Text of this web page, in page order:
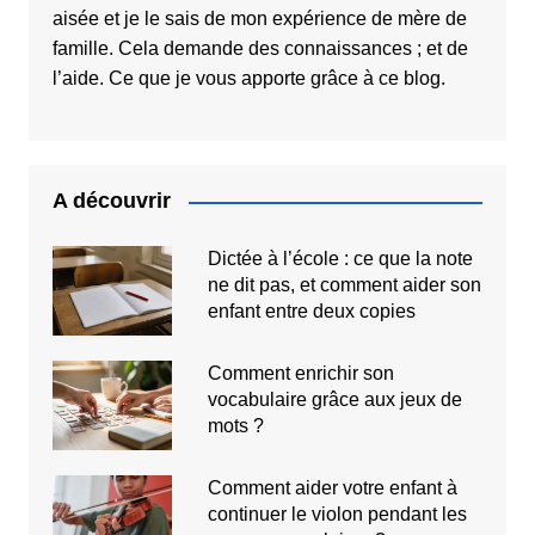
Fresh 2 places Le bureau
pour lit enfant mezzanine
FynnLa tablette de chevet
pour lit enfant GanaLes
enfant gigogne Lemon
: Le Matelas Natura Air
FreshLa Commode Enfant
Twist
aisée et je le sais de mon expérience de mère de
famille. Cela demande des connaissances ; et de
l’aide. Ce que je vous apporte grâce à ce blog.
A découvrir
Dictée à l’école : ce que la note
ne dit pas, et comment aider son
enfant entre deux copies
Comment enrichir son
vocabulaire grâce aux jeux de
mots ?
Comment aider votre enfant à
continuer le violon pendant les